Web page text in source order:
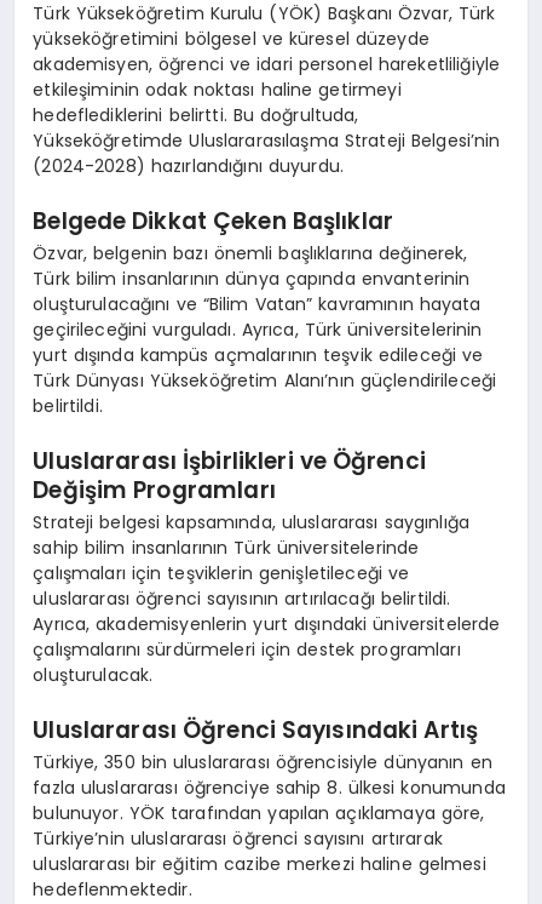
Türk Yükseköğretim Kurulu (YÖK) Başkanı Özvar, Türk
yükseköğretimini bölgesel ve küresel düzeyde
akademisyen, öğrenci ve idari personel hareketliliğiyle
etkileşiminin odak noktası haline getirmeyi
hedeflediklerini belirtti. Bu doğrultuda,
Yükseköğretimde Uluslararasılaşma Strateji Belgesi’nin
(2024-2028) hazırlandığını duyurdu.
Belgede Dikkat Çeken Başlıklar
Özvar, belgenin bazı önemli başlıklarına değinerek,
Türk bilim insanlarının dünya çapında envanterinin
oluşturulacağını ve “Bilim Vatan” kavramının hayata
geçirileceğini vurguladı. Ayrıca, Türk üniversitelerinin
yurt dışında kampüs açmalarının teşvik edileceği ve
Türk Dünyası Yükseköğretim Alanı’nın güçlendirileceği
belirtildi.
Uluslararası İşbirlikleri ve Öğrenci
Değişim Programları
Strateji belgesi kapsamında, uluslararası saygınlığa
sahip bilim insanlarının Türk üniversitelerinde
çalışmaları için teşviklerin genişletileceği ve
uluslararası öğrenci sayısının artırılacağı belirtildi.
Ayrıca, akademisyenlerin yurt dışındaki üniversitelerde
çalışmalarını sürdürmeleri için destek programları
oluşturulacak.
Uluslararası Öğrenci Sayısındaki Artış
Türkiye, 350 bin uluslararası öğrencisiyle dünyanın en
fazla uluslararası öğrenciye sahip 8. ülkesi konumunda
bulunuyor. YÖK tarafından yapılan açıklamaya göre,
Türkiye’nin uluslararası öğrenci sayısını artırarak
uluslararası bir eğitim cazibe merkezi haline gelmesi
hedeflenmektedir.